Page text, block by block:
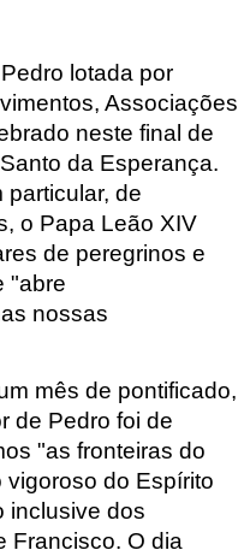
lotada por
Associações
neste final de
da Esperança.
particular, de
o Papa Leão XIV
de peregrinos e
"abre
nossas
mês de pontificado,
de Pedro foi de
"as fronteiras do
do Espírito
inclusive dos
Francisco. O dia